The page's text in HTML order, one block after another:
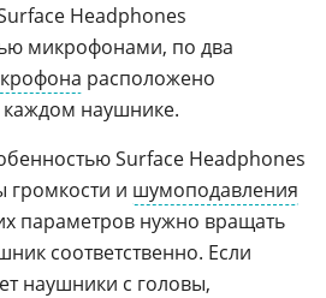
Headphones
микрофонами, по два
расположено
каждом наушнике.
Surface Headphones
громкости и шумоподавления
параметров нужно вращать
соответственно. Если
наушники с головы,